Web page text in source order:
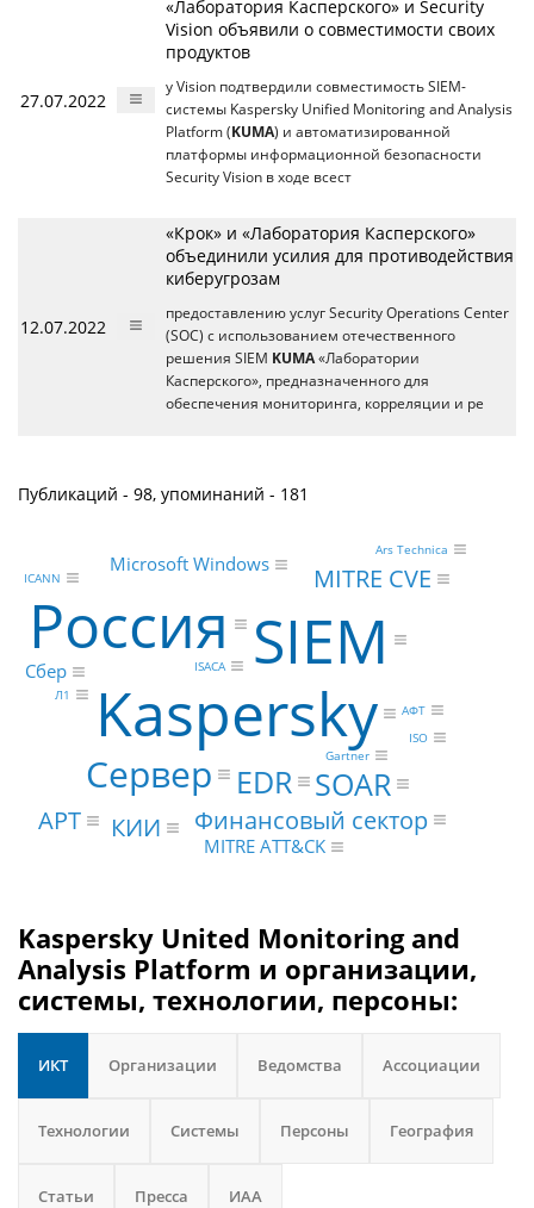
27.07.2022
«Лаборатория Касперского» и Security
Vision объявили о совместимости своих
продуктов
y Vision подтвердили совместимость SIEM-
системы Kaspersky Unified Monitoring and Analysis
Platform (KUMA) и автоматизированной
платформы информационной безопасности
Security Vision в ходе всест
12.07.2022
«Крок» и «Лаборатория Касперского»
объединили усилия для противодействия
киберугрозам
предоставлению услуг Security Operations Center
(SOC) с использованием отечественного
решения SIEM KUMA«Лаборатории
Касперского», предназначенного для
обеспечения мониторинга, корреляции и ре
Публикаций - 98, упоминаний - 181
Kaspersky
SIEM
Россия
Сервер EDR SOAR
APT КИИ Финансовый сектор
MITRE CVE
Microsoft Windows
MITRE ATT&CK
Сбер
Л1
Gartner
ICANN
ISACA
ISO
АФТ
Ars Technica
Kaspersky United Monitoring and
Analysis Platform и организации,
системы, технологии, персоны:
ИКТ Организации Ведомства Ассоциации
Технологии Системы Персоны География
Статьи Пресса ИАА